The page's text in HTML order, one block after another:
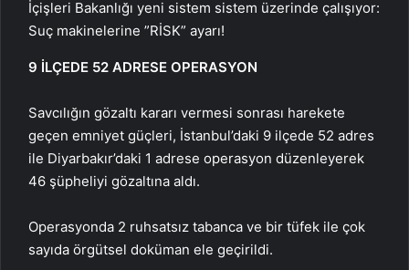
İçişleri Bakanlığı yeni sistem sistem üzerinde çalışıyor:
Suç makinelerine ”RİSK” ayarı!
9 İLÇEDE 52 ADRESE OPERASYON
Savcılığın gözaltı kararı vermesi sonrası harekete
geçen emniyet güçleri, İstanbul’daki 9 ilçede 52 adres
ile Diyarbakır’daki 1 adrese operasyon düzenleyerek
46 şüpheliyi gözaltına aldı.
Operasyonda 2 ruhsatsız tabanca ve bir tüfek ile çok
sayıda örgütsel doküman ele geçirildi.